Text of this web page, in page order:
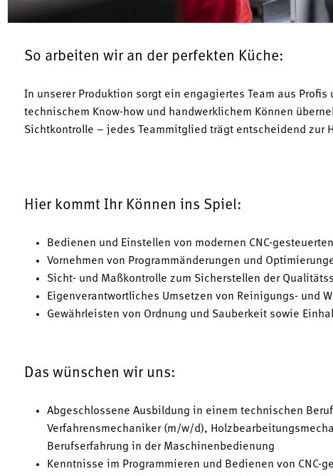
So arbeiten wir an der perfekten Küche:
In unserer Produktion sorgt ein engagiertes Team aus
technischem Know-how und handwerklichem Können
Sichtkontrolle – jedes Teammitglied trägt entscheidend zur
Hier kommt Ihr Können ins Spiel:
Bedienen und Einstellen von modernen CNC-
Vornehmen von Programmänderungen und
Sicht- und Maßkontrolle zum Sicherstellen der
Eigenverantwortliches Umsetzen von Reinigungs- und
Gewährleisten von Ordnung und Sauberkeit sowie
Das wünschen wir uns:
Abgeschlossene Ausbildung in einem technischen
Verfahrensmechaniker (m/w/d),
Berufserfahrung in der Maschinenbedienung
Kenntnisse im Programmieren und Bedienen von